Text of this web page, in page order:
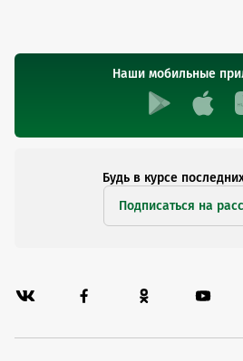
Наши мобильные
Будь в курсе
Подписаться на